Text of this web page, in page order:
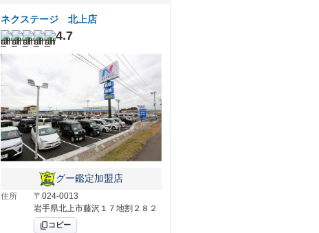
ネクステージ 北上店
4.7
グー鑑定加盟店
住所
〒024-0013
岩手県北上市藤沢１７地割２８２
コピー